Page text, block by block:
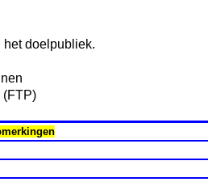
het doelpubliek.
(FTP)